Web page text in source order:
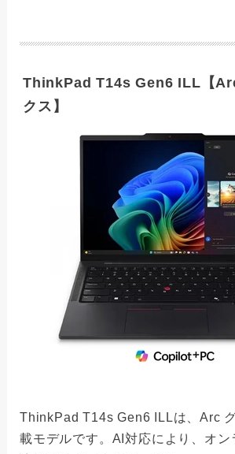
ThinkPad T14s Gen6 ILL【
クス】
ThinkPad T14s Gen6 ILLは、Arc
載モデルです。AI対応により、オン